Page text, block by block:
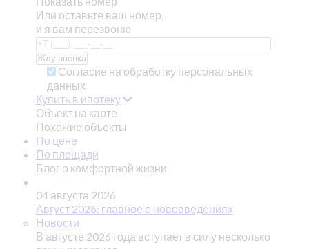
Или оставьте ваш номер,
и я вам перезвоню
Согласие на обработку персональных
данных
Купить в ипотеку
Объект на карте
Похожие объекты
По цене
По площади
Блог о комфортной жизни
04 августа 2026
Август 2026: главное о нововведениях
Новости
В августе 2026 года вступает в силу несколько